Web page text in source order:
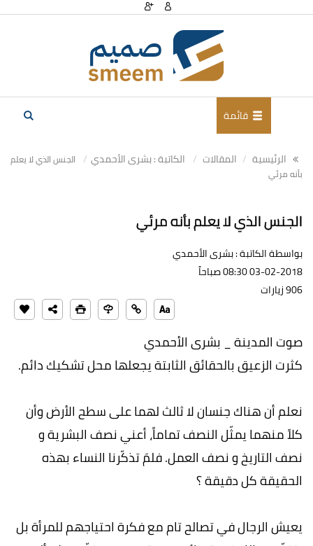
قائمة
الرئيسية المقالات الكاتبة : بشرى الأحمدي
الجنس الذي لا يعلم
بأنه مرئي
الجنس الذي لا يعلم بأنه مرئي
بواسطة الكاتبة : بشرى الأحمدي
03-02-2018 08:30 صباحاً
906 زيارات
صوت المدينة _ بشرى الأحمدي
كثرت الزعيق بالحقائق الثابتة يجعلها محل تشكيك دائم.
نعلم أن هناك جنسان لا ثالث لهما على سطح الأرض وأن
كلاً منهما يمثّل النصف تماماً، أعني نصف البشرية و
نصف التاريخ و نصف العمل. فلمَ تذكّرنا النساء بهذه
الحقيقة كل دقيقة ؟
يعيش الرجال في تصالح تام مع فكرة احتياجهم للمرأة بل